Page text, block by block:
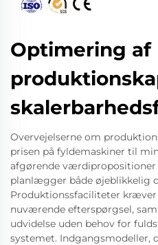
Optimering af
Overvejelserne om
prisen på fyldemaskiner til
afgørende værdipropositioner
planlægger både øjeblikkelig
Produktionssfaciliteter
nuværende efterspørgsel,
udvidelse uden behov for
systemet. Indgangsmodeller,